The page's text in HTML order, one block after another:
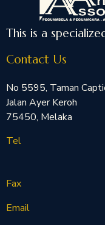
This is a
Contact Us
No 5595, Taman
Jalan Ayer Keroh
75450, Melaka
Tel
Fax
Email